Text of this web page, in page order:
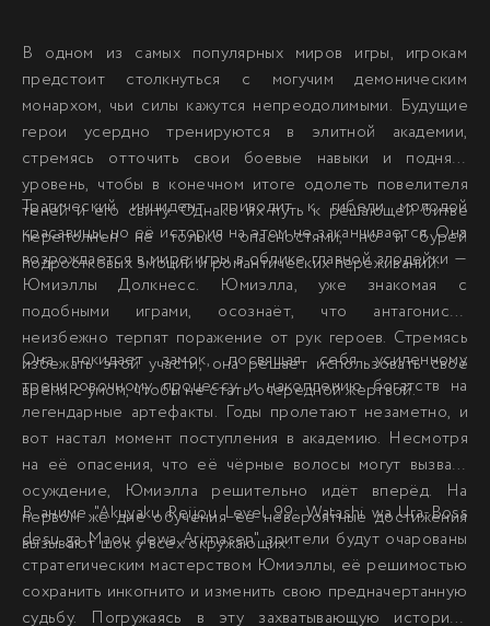
В одном из самых популярных миров игры, игрокам
предстоит столкнуться с могучим демоническим
монархом, чьи силы кажутся непреодолимыми. Будущие
герои усердно тренируются в элитной академии,
стремясь отточить свои боевые навыки и поднять
уровень, чтобы в конечном итоге одолеть повелителя
теней и его свиту. Однако их путь к решающей битве
переполнен не только опасностями, но и бурей
подростковых эмоций и романтических переживаний.
Трагический инцидент приводит к гибели молодой
красавицы, но её история на этом не заканчивается. Она
возрождается в мире игры в облике главной злодейки —
Юмиэллы Долкнесс. Юмиэлла, уже знакомая с
подобными играми, осознаёт, что антагонисты
неизбежно терпят поражение от рук героев. Стремясь
избежать этой участи, она решает использовать своё
время с умом, чтобы не стать очередной жертвой.
Она покидает замок, посвящая себя усиленному
тренировочному процессу и накоплению богатств на
легендарные артефакты. Годы пролетают незаметно, и
вот настал момент поступления в академию. Несмотря
на её опасения, что её чёрные волосы могут вызвать
осуждение, Юмиэлла решительно идёт вперёд. На
первом же дне обучения её невероятные достижения
вызывают шок у всех окружающих.
В аниме "Akuyaku Reijou Level 99: Watashi wa Ura-Boss
desu ga Maou dewa Arimasen" зрители будут очарованы
стратегическим мастерством Юмиэллы, её решимостью
сохранить инкогнито и изменить свою предначертанную
судьбу. Погружаясь в эту захватывающую историю,